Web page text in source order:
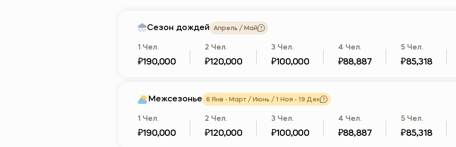
Сезон дождей Апрель / Май
1 Чел.
₽190,000
2 Чел.
₽120,000
3 Чел.
₽100,000
4 Чел.
₽88,887
5 Чел.
₽85,318
Межсезонье 6 Янв - Март / Июнь / 1 Ноя - 19 Дек
1 Чел.
₽190,000
2 Чел.
₽120,000
3 Чел.
₽100,000
4 Чел.
₽88,887
5 Чел.
₽85,318